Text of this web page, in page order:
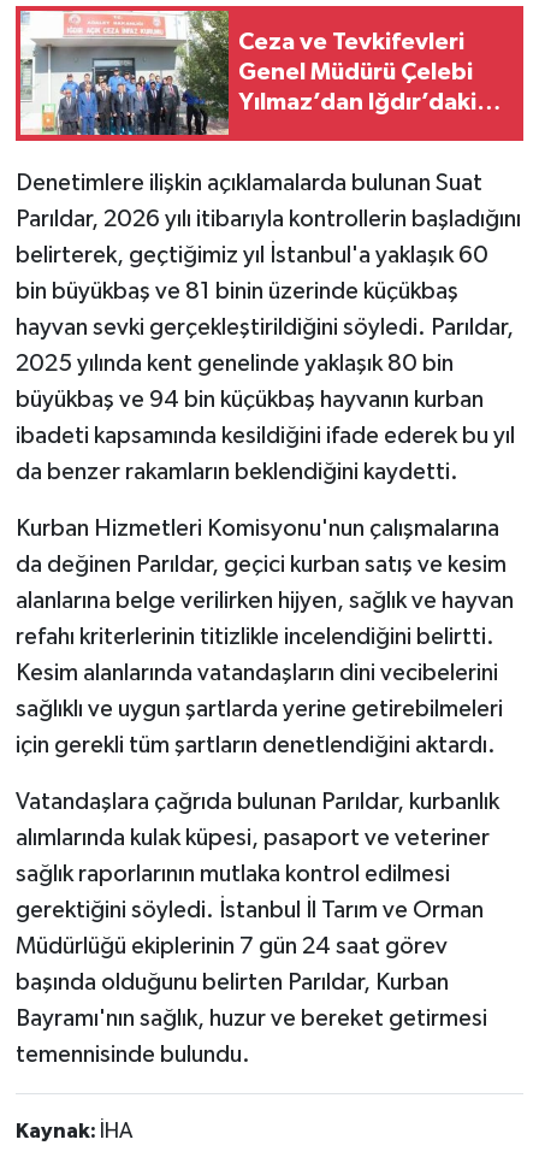
Ceza ve Tevkifevleri
Genel Müdürü Çelebi
Yılmaz’dan Iğdır’daki
Denetimlere ilişkin açıklamalarda bulunan Suat
Parıldar, 2026 yılı itibarıyla kontrollerin başladığını
belirterek, geçtiğimiz yıl İstanbul'a yaklaşık 60
bin büyükbaş ve 81 binin üzerinde küçükbaş
hayvan sevki gerçekleştirildiğini söyledi. Parıldar,
2025 yılında kent genelinde yaklaşık 80 bin
büyükbaş ve 94 bin küçükbaş hayvanın kurban
ibadeti kapsamında kesildiğini ifade ederek bu yıl
da benzer rakamların beklendiğini kaydetti.
Kurban Hizmetleri Komisyonu'nun çalışmalarına
da değinen Parıldar, geçici kurban satış ve kesim
alanlarına belge verilirken hijyen, sağlık ve hayvan
refahı kriterlerinin titizlikle incelendiğini belirtti.
Kesim alanlarında vatandaşların dini vecibelerini
sağlıklı ve uygun şartlarda yerine getirebilmeleri
için gerekli tüm şartların denetlendiğini aktardı.
Vatandaşlara çağrıda bulunan Parıldar, kurbanlık
alımlarında kulak küpesi, pasaport ve veteriner
sağlık raporlarının mutlaka kontrol edilmesi
gerektiğini söyledi. İstanbul İl Tarım ve Orman
Müdürlüğü ekiplerinin 7 gün 24 saat görev
başında olduğunu belirten Parıldar, Kurban
Bayramı'nın sağlık, huzur ve bereket getirmesi
temennisinde bulundu.
Kaynak: İHA